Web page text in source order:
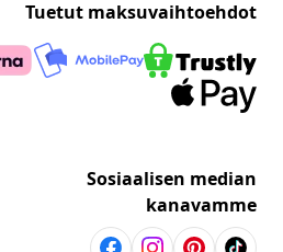
Tuetut maksuvaihtoehdot
Sosiaalisen median
kanavamme